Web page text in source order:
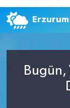
Bugün,
Süper Lig
Son